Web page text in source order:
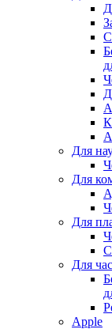
Для
Для
Для
Для
Apple